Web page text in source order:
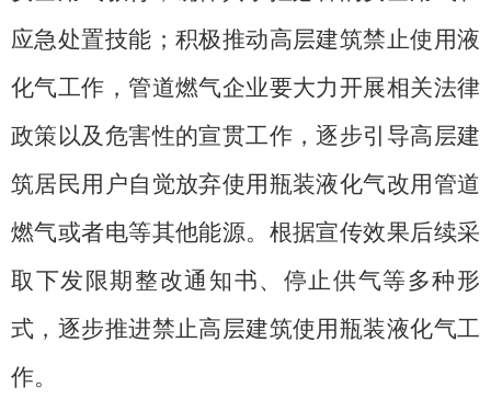
应急处置技能；积极推动高层建筑禁止使用液
化气工作，管道燃气企业要大力开展相关法律
政策以及危害性的宣贯工作，逐步引导高层建
筑居民用户自觉放弃使用瓶装液化气改用管道
燃气或者电等其他能源。根据宣传效果后续采
取下发限期整改通知书、停止供气等多种形
式，逐步推进禁止高层建筑使用瓶装液化气工
作。